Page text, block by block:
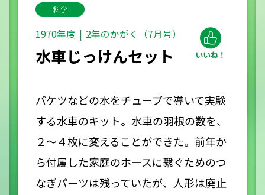
科学
1970年度 2年のかがく（7月号）
水車じっけんセット
バケツなどの水をチューブで導いて実験
する水車のキット。水車の羽根の数を、
２～４枚に変えることができた。前年か
ら付属した家庭のホースに繋ぐためのつ
なぎパーツは残っていたが、人形は廃止